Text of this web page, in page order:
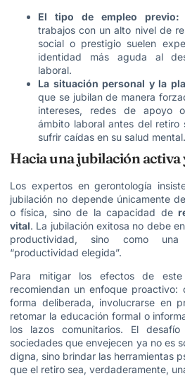
El tipo de empleo previo:
trabajos con un alto nivel de
social o prestigio suelen
identidad más aguda al
laboral.
La situación personal y la
que se jubilan de manera
intereses, redes de apoyo
ámbito laboral antes del retiro
sufrir caídas en su salud mental.
Hacia una jubilación activa
Los expertos en gerontología
jubilación no depende únicamente
o física, sino de la capacidad de
vital. La jubilación exitosa no debe
productividad, sino como
“productividad elegida”.
Para mitigar los efectos de este
recomiendan un enfoque proactivo:
forma deliberada, involucrarse en
retomar la educación formal o
los lazos comunitarios. El
sociedades que envejecen ya no es
digna, sino brindar las herramientas
que el retiro sea, verdaderamente,